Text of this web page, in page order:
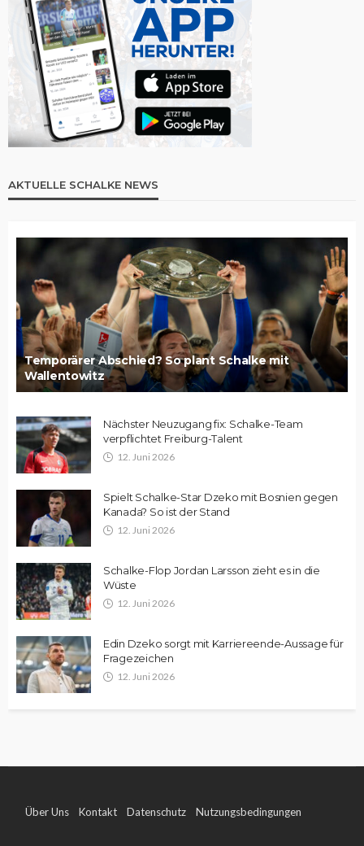
AKTUELLE SCHALKE NEWS
Temporärer Abschied? So plant Schalke mit
Wallentowitz
Nächster Neuzugang fix: Schalke-Team
verpflichtet Freiburg-Talent
12. Juni 2026
Spielt Schalke-Star Dzeko mit Bosnien gegen
Kanada? So ist der Stand
12. Juni 2026
Schalke-Flop Jordan Larsson zieht es in die
Wüste
12. Juni 2026
Edin Dzeko sorgt mit Karriereende-Aussage für
Fragezeichen
12. Juni 2026
Über Uns Kontakt Datenschutz Nutzungsbedingungen